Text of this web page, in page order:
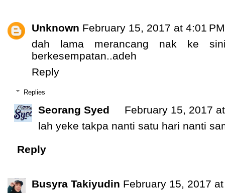
Unknown February 15, 2017 at 4:01 PM
dah lama merancang nak ke
berkesempatan..adeh
Reply
Replies
Seorang Syed
February 15, 2017
lah yeke takpa nanti satu hari nanti
Reply
Busyra Takiyudin February 15, 2017